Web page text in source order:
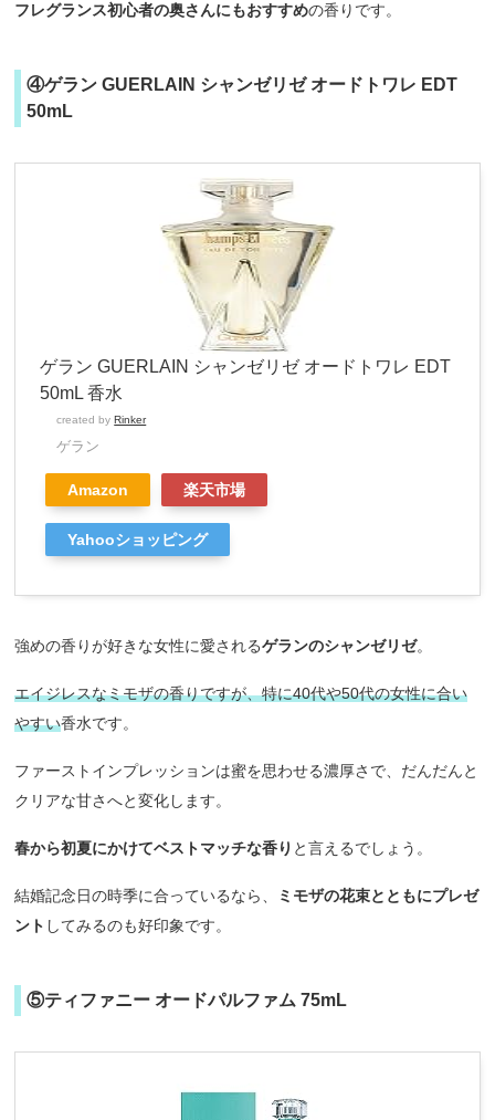
フレグランス初心者の奥さんにもおすすめの香りです。
④ゲラン GUERLAIN シャンゼリゼ オードトワレ EDT
50mL
ゲラン GUERLAIN シャンゼリゼ オードトワレ EDT
50mL 香水
created byRinker
ゲラン
Amazon 楽天市場
Yahooショッピング
強めの香りが好きな女性に愛されるゲランのシャンゼリゼ。
エイジレスなミモザの香りですが、特に40代や50代の女性に合い
やすい香水です。
ファーストインプレッションは蜜を思わせる濃厚さで、だんだんと
クリアな甘さへと変化します。
春から初夏にかけてベストマッチな香り と言えるでしょう。
結婚記念日の時季に合っているなら、
ミモザの花束とともにプレゼ
ント してみるのも好印象です。
⑤ティファニー オードパルファム 75mL